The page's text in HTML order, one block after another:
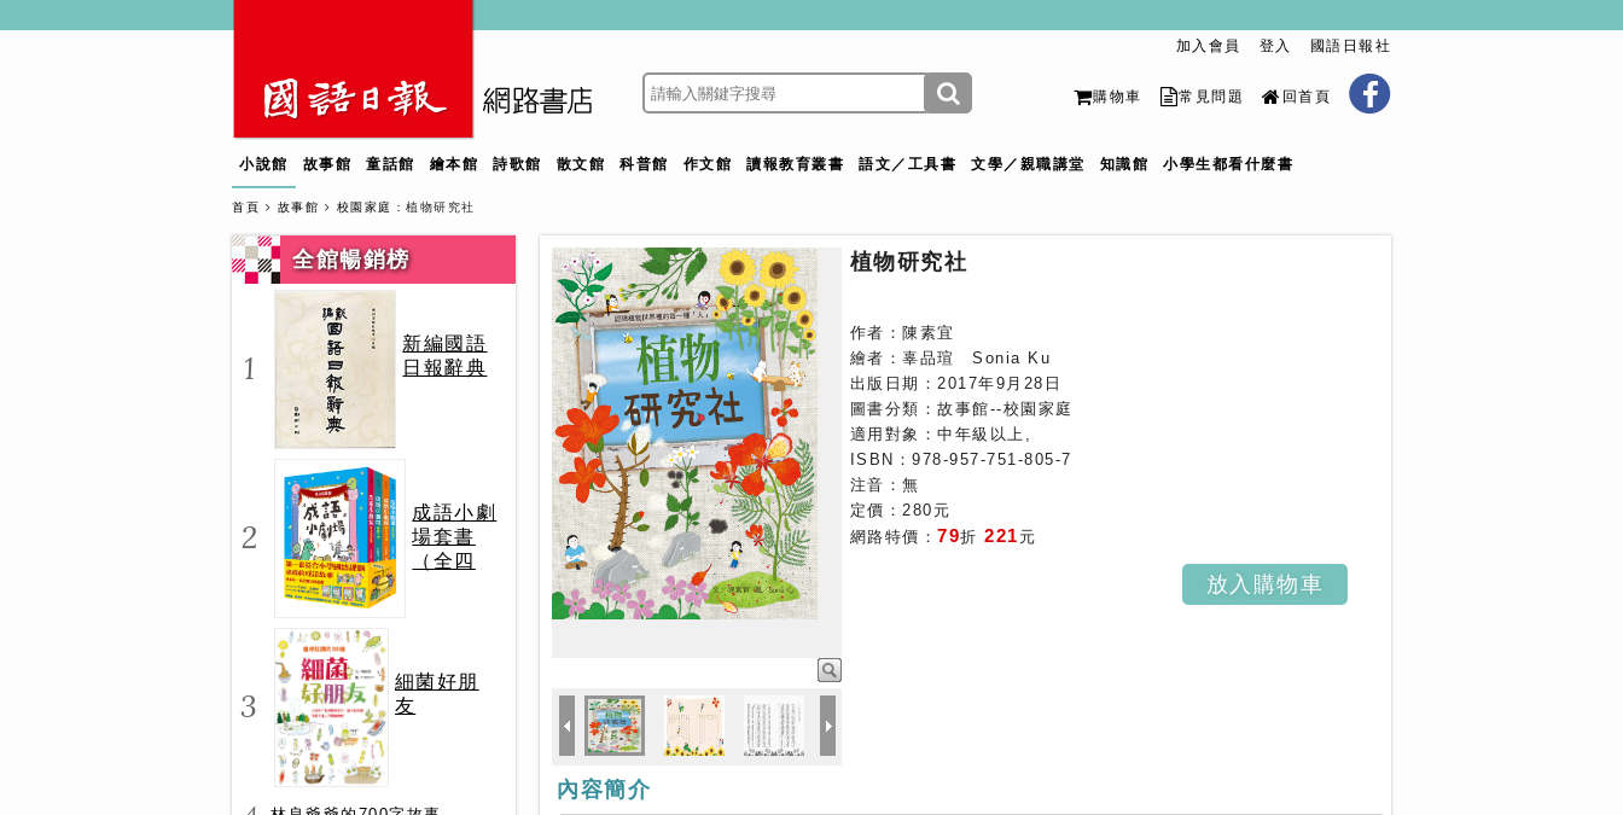
加入會員 登入 國語日報社
購物車 常見問題 回首頁
小說館 故事館 童話館 繪本館 詩歌館 散文館 科普館 作文館 讀報教育叢書 語文／工具書 文學／親職講堂 知識館 小學生都看什麼書
首頁 故事館 校園家庭 ：植物研究社
全館暢銷榜
1
新編國語
日報辭典
2
成語小劇
場套書
（全四
3
細菌好朋
友
植物研究社
作者：陳素宜
繪者：辜品瑄 Sonia Ku
出版日期：2017年9月28日
圖書分類：故事館--校園家庭
適用對象：中年級以上,
ISBN：978-957-751-805-7
注音：無
定價：280元
網路特價：79折221 元
放入購物車
內容簡介